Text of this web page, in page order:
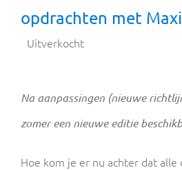
opdrachten met
Uitverkocht
Na aanpassingen (nieuwe
zomer een nieuwe editie
Hoe kom je er nu achter dat alle